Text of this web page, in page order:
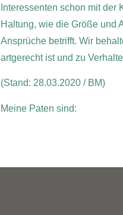
Interessenten schon mit
Haltung, wie die Größe und
Ansprüche betrifft. Wir
artgerecht ist und zu
(Stand: 28.03.2020 / BM)
Meine Paten sind: